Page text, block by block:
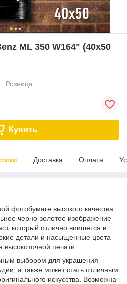
ML 350 W164" (40х50
Розница
Купить
Доставка Оплата
фотобумаге высокого качества
черно-золотое изображение
который отлично впишется в
детали и насыщенные цвета
высокоточной печати.
выбором для украшения
а также может стать отличным
искусства. Возможна